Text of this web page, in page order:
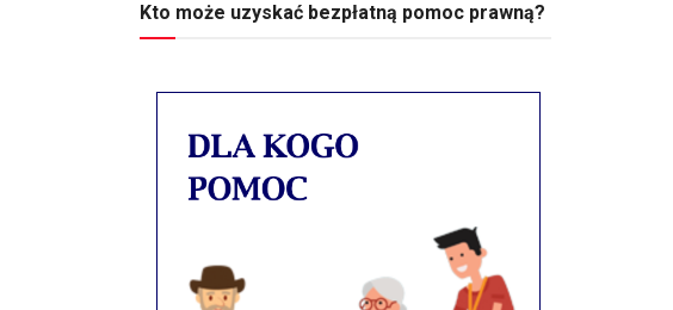
Kto może uzyskać bezpłatną pomoc prawną?